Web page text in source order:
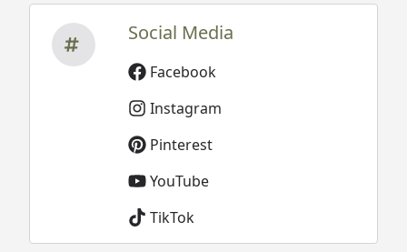
Social Media
Facebook
Instagram
Pinterest
YouTube
TikTok